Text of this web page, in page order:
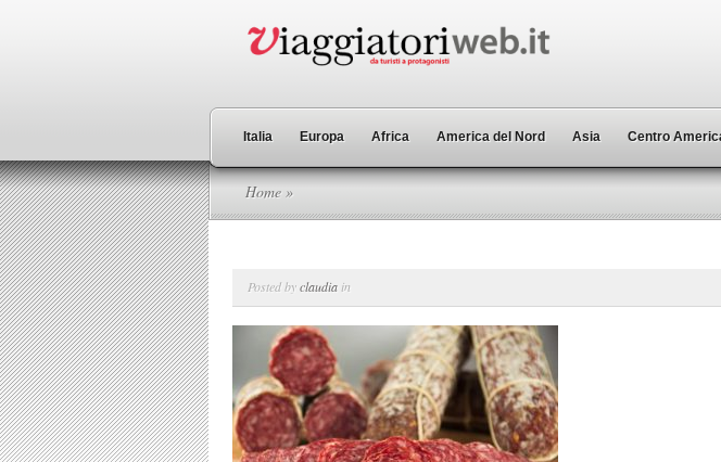
Italia Europa Africa America del Nord Asia Centro
Home »
Posted byclaudia in